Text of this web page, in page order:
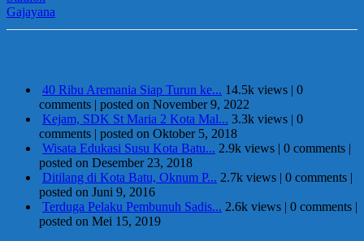
40 Ribu Aremania Siap Turun ke... 14.5k views | 0
comments | posted on November 9, 2022
Kejam, SDK St Maria 2 Kota Mal... 3.3k views | 0
comments | posted on Oktober 5, 2018
Wisata Edukasi Susu Kota Batu... 2.9k views | 0 comments |
posted on Desember 23, 2018
Ditilang di Kota Batu, Oknum P... 2.7k views | 0 comments |
posted on Juni 9, 2016
Terduga Pelaku Pembunuh Sadis... 2.6k views | 0 comments |
posted on Mei 15, 2019